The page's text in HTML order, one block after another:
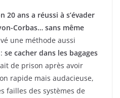
20 ans a réussi à s’évader
Corbas… sans même
une méthode aussi
se cacher dans les bagages
de prison après avoir
rapide mais audacieuse,
failles des systèmes de